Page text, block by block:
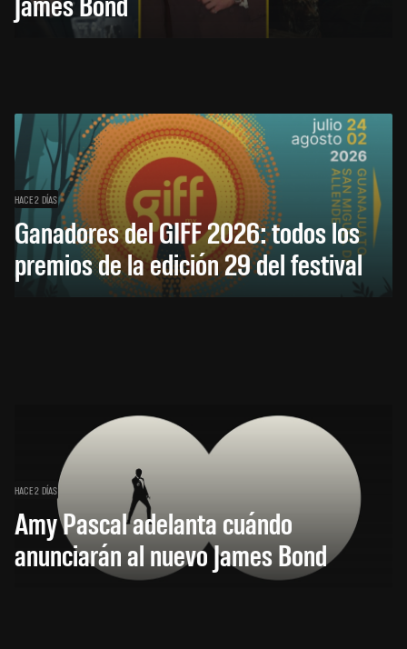
HACE 2 DÍAS
Ganadores del GIFF 2026: todos los
premios de la edición 29 del festival
HACE 2 DÍAS
Amy Pascal adelanta cuándo
anunciarán al nuevo James Bond